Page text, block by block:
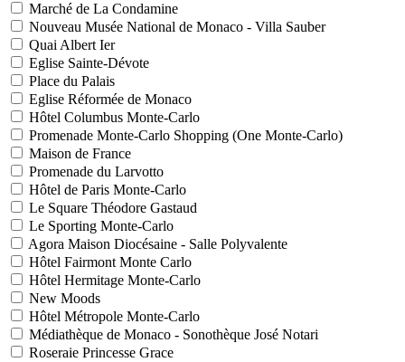
Marché de La Condamine
Nouveau Musée National de Monaco - Villa Sauber
Quai Albert Ier
Eglise Sainte-Dévote
Place du Palais
Eglise Réformée de Monaco
Hôtel Columbus Monte-Carlo
Promenade Monte-Carlo Shopping (One Monte-Carlo)
Maison de France
Promenade du Larvotto
Hôtel de Paris Monte-Carlo
Le Square Théodore Gastaud
Le Sporting Monte-Carlo
Agora Maison Diocésaine - Salle Polyvalente
Hôtel Fairmont Monte Carlo
Hôtel Hermitage Monte-Carlo
New Moods
Hôtel Métropole Monte-Carlo
Médiathèque de Monaco - Sonothèque José Notari
Roseraie Princesse Grace